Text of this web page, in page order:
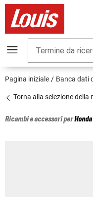
Termine da
Pagina iniziale Banca dati
Torna alla selezione della
Ricambi e accessori perHonda